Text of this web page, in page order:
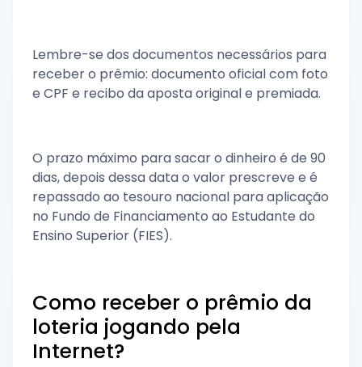
Lembre-se dos documentos necessários para
receber o prêmio: documento oficial com foto
e CPF e recibo da aposta original e premiada.
O prazo máximo para sacar o dinheiro é de 90
dias, depois dessa data o valor prescreve e é
repassado ao tesouro nacional para aplicação
no Fundo de Financiamento ao Estudante do
Ensino Superior (FIES).
Como receber o prêmio da
loteria jogando pela
Internet?